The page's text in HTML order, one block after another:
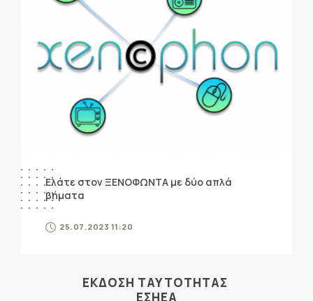
Ελάτε στον ΞΕΝΟΦΩΝΤΑ με δύο απλά
βήματα
25.07.2023 11:20
ΕΚΔΟΣΗ ΤΑΥΤΟΤΗΤΑΣ
ΕΣΗΕΑ